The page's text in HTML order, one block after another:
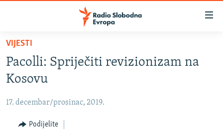
Pređite
glavni
sadržaj
na
navigaciju
VIJESTI
BOSNA I HERCEGOVINA
KOSOVO
CRNA GORA
VIJESTI
Pacolli: Spriječiti revizionizam na
Kosovu
17. decembar/prosinac, 2019.
Podijelite